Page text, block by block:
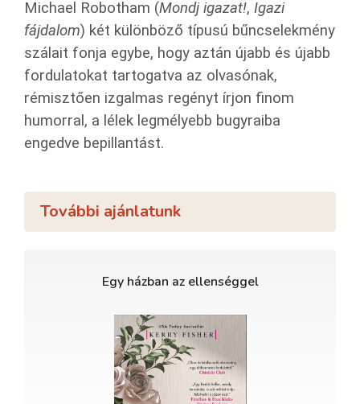
Michael Robotham (Mondj igazat!, Igazi
fájdalom) két különböző típusú bűncselekmény
szálait fonja egybe, hogy aztán újabb és újabb
fordulatokat tartogatva az olvasónak,
rémisztően izgalmas regényt írjon finom
humorral, a lélek legmélyebb bugyraiba
engedve bepillantást.
További ajánlatunk
Egy házban az ellenséggel